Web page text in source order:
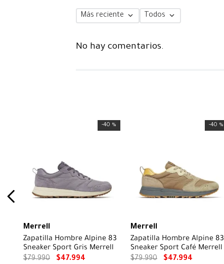
Más reciente Todos
No hay comentarios.
-40 %
Merrell
Zapatilla Hombre Alpine 83
Sneaker Sport Gris Merrell
$79.990 $47.994
-40 %
Merrell
Zapatilla Hombre Alpine 83
Sneaker Sport Café Merrell
$79.990 $47.994